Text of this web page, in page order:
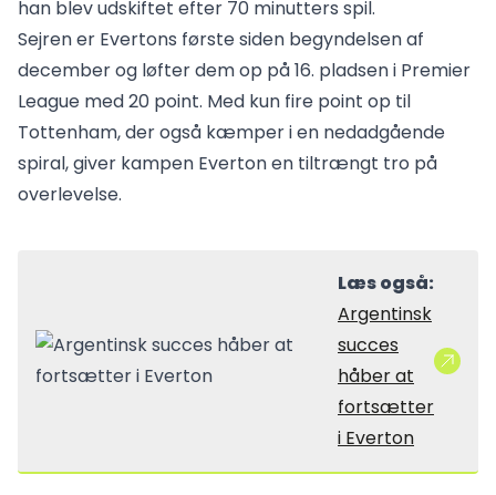
han blev udskiftet efter 70 minutters spil.
Sejren er Evertons første siden begyndelsen af
december og løfter dem op på 16. pladsen i Premier
League med 20 point. Med kun fire point op til
Tottenham, der også kæmper i en nedadgående
spiral, giver kampen Everton en tiltrængt tro på
overlevelse.
Læs også:
Argentinsk
succes
håber at
fortsætter
i Everton